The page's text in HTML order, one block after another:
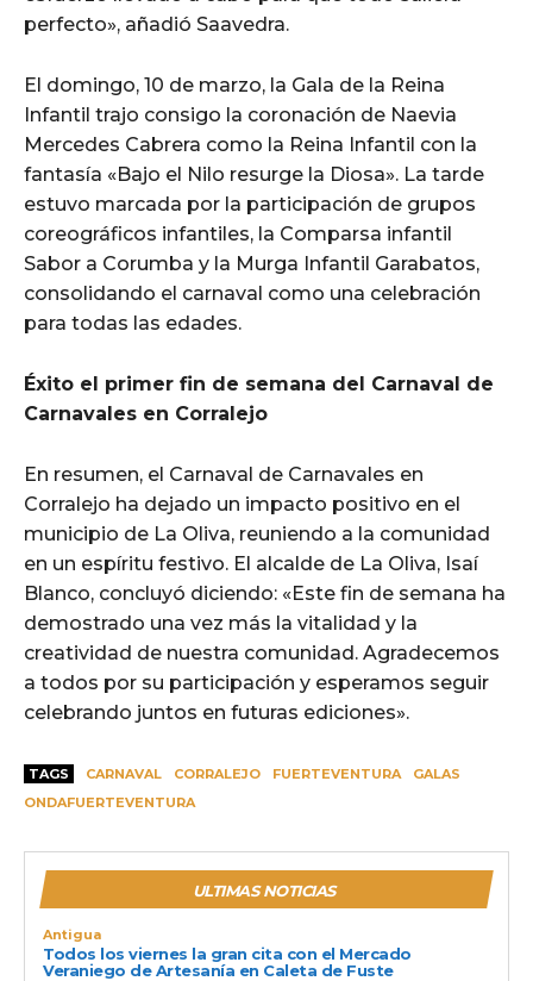
perfecto», añadió Saavedra.
El domingo, 10 de marzo, la Gala de la Reina
Infantil trajo consigo la coronación de Naevia
Mercedes Cabrera como la Reina Infantil con la
fantasía «Bajo el Nilo resurge la Diosa». La tarde
estuvo marcada por la participación de grupos
coreográficos infantiles, la Comparsa infantil
Sabor a Corumba y la Murga Infantil Garabatos,
consolidando el carnaval como una celebración
para todas las edades.
Éxito el primer fin de semana del Carnaval de
Carnavales en Corralejo
En resumen, el Carnaval de Carnavales en
Corralejo ha dejado un impacto positivo en el
municipio de La Oliva, reuniendo a la comunidad
en un espíritu festivo. El alcalde de La Oliva, Isaí
Blanco, concluyó diciendo: «Este fin de semana ha
demostrado una vez más la vitalidad y la
creatividad de nuestra comunidad. Agradecemos
a todos por su participación y esperamos seguir
celebrando juntos en futuras ediciones».
TAGS CARNAVAL CORRALEJO FUERTEVENTURA
GALAS
ONDAFUERTEVENTURA
ULTIMAS NOTICIAS
Antigua
Todos los viernes la gran cita con el Mercado
Veraniego de Artesanía en Caleta de Fuste